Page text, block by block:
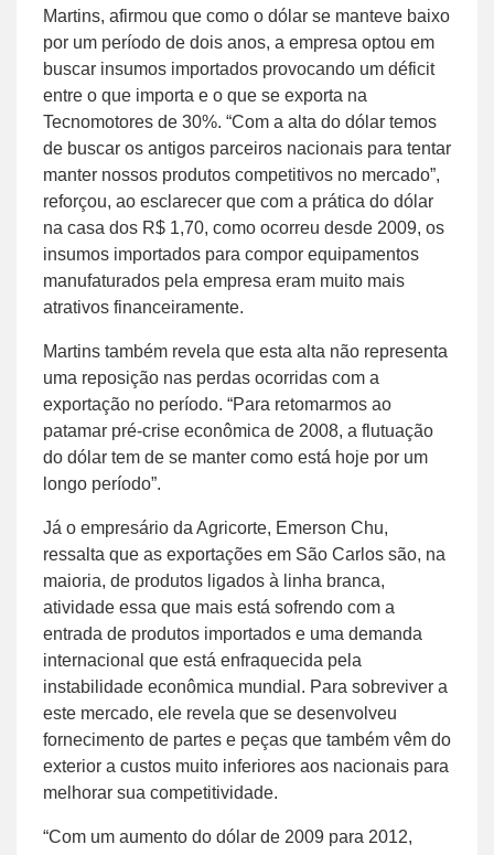
Martins, afirmou que como o dólar se manteve baixo
por um período de dois anos, a empresa optou em
buscar insumos importados provocando um déficit
entre o que importa e o que se exporta na
Tecnomotores de 30%. “Com a alta do dólar temos
de buscar os antigos parceiros nacionais para tentar
manter nossos produtos competitivos no mercado”,
reforçou, ao esclarecer que com a prática do dólar
na casa dos R$ 1,70, como ocorreu desde 2009, os
insumos importados para compor equipamentos
manufaturados pela empresa eram muito mais
atrativos financeiramente.
Martins também revela que esta alta não representa
uma reposição nas perdas ocorridas com a
exportação no período. “Para retomarmos ao
patamar pré-crise econômica de 2008, a flutuação
do dólar tem de se manter como está hoje por um
longo período”.
Já o empresário da Agricorte, Emerson Chu,
ressalta que as exportações em São Carlos são, na
maioria, de produtos ligados à linha branca,
atividade essa que mais está sofrendo com a
entrada de produtos importados e uma demanda
internacional que está enfraquecida pela
instabilidade econômica mundial. Para sobreviver a
este mercado, ele revela que se desenvolveu
fornecimento de partes e peças que também vêm do
exterior a custos muito inferiores aos nacionais para
melhorar sua competitividade.
“Com um aumento do dólar de 2009 para 2012,